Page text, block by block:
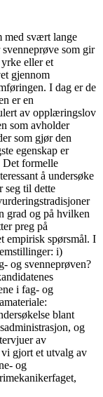
med svært lange
som gir
eller et
gjennom
I dag er de
er en
av opplæringslov
som avholder
som gjør den
egenskap er
Det formelle
å undersøke
seg til dette
grad og på hvilken
preg på
empirisk spørsmål. I
i)
og svenneprøven?
i fag- og
blant
og
av
gjort et utvalg av
og